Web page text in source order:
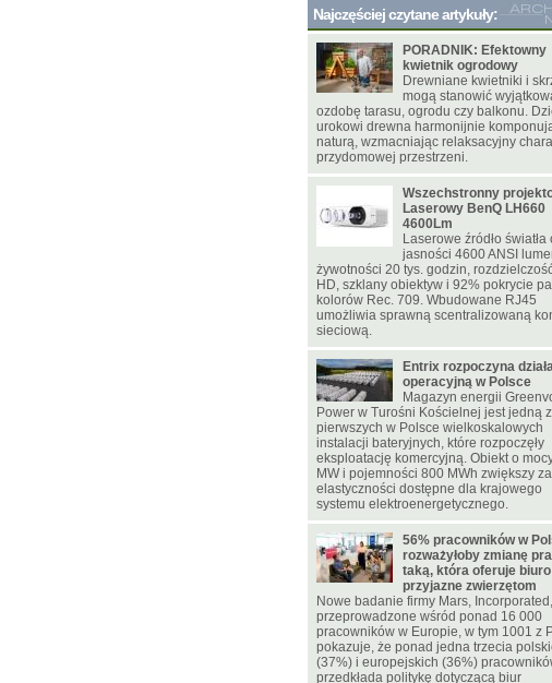
Najczęściej czytane artykuły:
PORADNIK: Efektowny
kwietnik ogrodowy
Drewniane kwietniki i
mogą stanowić
ozdobę tarasu, ogrodu czy balkonu.
urokowi drewna harmonijnie
naturą, wzmacniając relaksacyjny
przydomowej przestrzeni.
Wszechstronny
Laserowy BenQ LH660
4600Lm
Laserowe źródło światła
jasności 4600 ANSI
żywotności 20 tys. godzin, rozdzielczość
HD, szklany obiektyw i 92% pokrycie
kolorów Rec. 709. Wbudowane RJ45
umożliwia sprawną scentralizowaną
sieciową.
Entrix rozpoczyna
operacyjną w Polsce
Magazyn energii
Power w Turośni Kościelnej jest jedną z
pierwszych w Polsce wielkoskalowych
instalacji bateryjnych, które rozpoczęły
eksploatację komercyjną. Obiekt o
MW i pojemności 800 MWh zwiększy
elastyczności dostępne dla krajowego
systemu elektroenergetycznego.
56% pracowników w
rozważyłoby zmianę
taką, która oferuje biuro
przyjazne zwierzętom
Nowe badanie firmy Mars, Incorporated,
przeprowadzone wśród ponad 16 000
pracowników w Europie, w tym 1001 z
pokazuje, że ponad jedna trzecia
(37%) i europejskich (36%)
przedkłada politykę dotyczącą biur